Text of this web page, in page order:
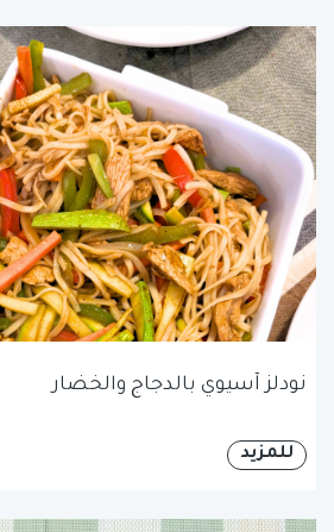
نودلز آسيوي بالدجاج والخضار
للمزيد